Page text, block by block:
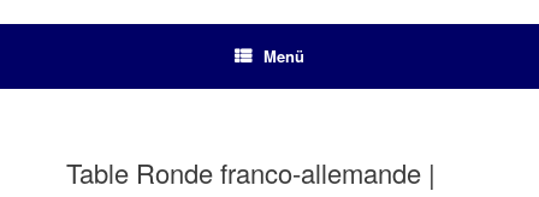
Menü
Table Ronde franco-allemande |